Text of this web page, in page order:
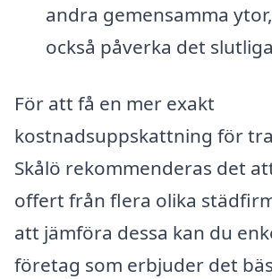
andra gemensamma
också påverka det
För att få en mer exakt
kostnadsuppskattning för
Skålö rekommenderas det
offert från flera olika
att jämföra dessa kan du
företag som erbjuder det